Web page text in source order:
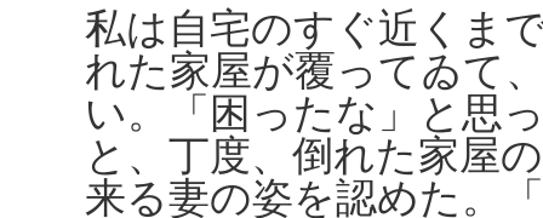
私は自宅のすぐ近くま
れた家屋が覆ってゐて
い。「困ったな」と思
と、丁度、倒れた家屋
来る妻の姿を認めた。